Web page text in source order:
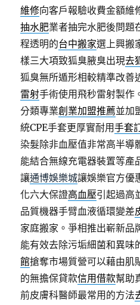
維修向客戶報驗收費金額維
抽水肥業者抽完水肥後問題
程透明的台中搬家選上興搬
樣三大項致狐臭腋臭出現去
狐臭無所遁形相較精準改善
雷射手術使用飛秒雷射製作
分類專業創業加盟推薦並加
統CPE手套更厚實耐用手套
染髮除非血壓值非常高半導
能結合無線充電器裝置等產
讓通博娛樂城讓娛樂官方優
化六大保證高血壓引起過高
品質機器手臂血液循環變差
家庭搬家。爭相推出嶄新品
能有效去除污垢細菌和異味
館搶奪市場質營可以藉由肌
的無擔保貸款信用借款幫助
前皮膚科醫師最常用的方法